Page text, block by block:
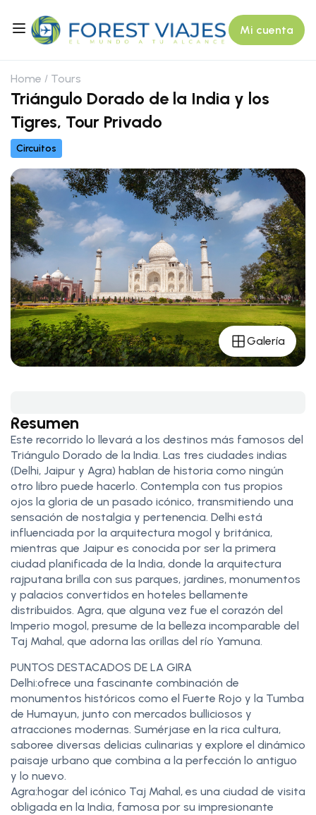
Mi cuenta
Home Tours
Triángulo Dorado de la India y los
Tigres, Tour Privado
Circuitos
Galería
Resumen
Este recorrido lo llevará a los destinos más famosos del
Triángulo Dorado de la India. Las tres ciudades indias
(Delhi, Jaipur y Agra) hablan de historia como ningún
otro libro puede hacerlo. Contempla con tus propios
ojos la gloria de un pasado icónico, transmitiendo una
sensación de nostalgia y pertenencia. Delhi está
influenciada por la arquitectura mogol y británica,
mientras que Jaipur es conocida por ser la primera
ciudad planificada de la India, donde la arquitectura
rajputana brilla con sus parques, jardines, monumentos
y palacios convertidos en hoteles bellamente
distribuidos. Agra, que alguna vez fue el corazón del
Imperio mogol, presume de la belleza incomparable del
Taj Mahal, que adorna las orillas del río Yamuna.
PUNTOS DESTACADOS DE LA GIRA
Delhi:ofrece una fascinante combinación de
monumentos históricos como el Fuerte Rojo y la Tumba
de Humayun, junto con mercados bulliciosos y
atracciones modernas. Sumérjase en la rica cultura,
saboree diversas delicias culinarias y explore el dinámico
paisaje urbano que combina a la perfección lo antiguo
y lo nuevo.
Agra:hogar del icónico Taj Mahal, es una ciudad de visita
obligada en la India, famosa por su impresionante